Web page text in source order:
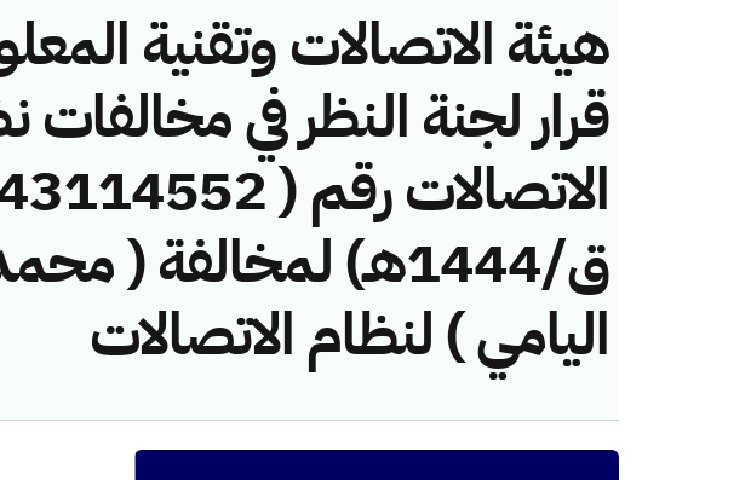
هيئة الاتصالات وتقنية
قرار لجنة النظر في مخالفات
ق/1444هـ) لمخالفة (
اليامي ) لنظام الاتصالات